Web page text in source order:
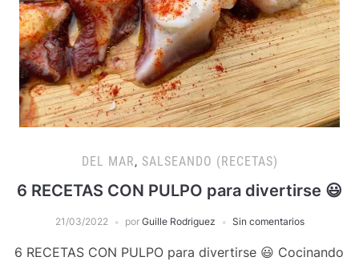
DEL MAR, SALSEANDO (RECETAS)
6 RECETAS CON PULPO para divertirse 😃
21/03/2022 por Guille Rodriguez Sin comentarios
6 RECETAS CON PULPO para divertirse 😃 Cocinando